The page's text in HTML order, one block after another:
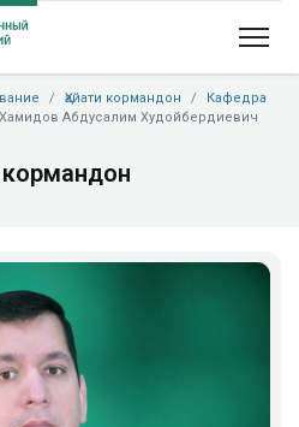
Ҳайати кормандон
Кафедра
Хамидов Абдусалим Худойбердиевич
кормандон